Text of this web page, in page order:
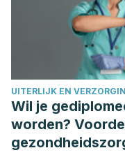
saludable.
https://doi.org/
Porto Andión, A.
https://doi.org/
UITERLIJK EN
Wil je
worden?